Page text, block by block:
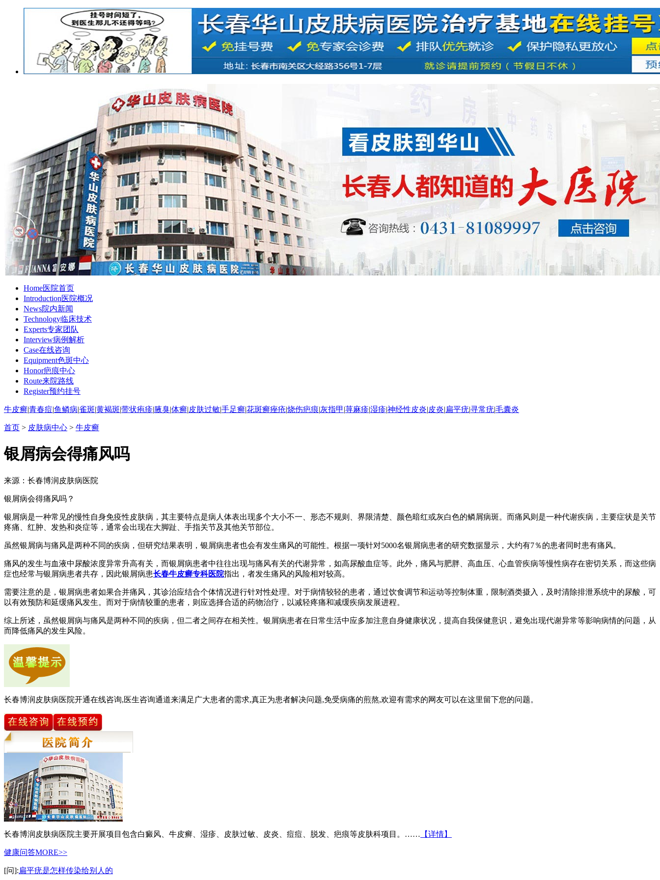
Home医院首页
Introduction医院概况
News院内新闻
Technology临床技术
Experts专家团队
Interview病例解析
Case在线咨询
Equipment色斑中心
Honor疤痕中心
Route来院路线
Register预约挂号
牛皮癣|青春痘|鱼鳞病|雀斑|黄褐斑|带状疱疹|腋臭|体癣|皮肤过敏|手足癣|花斑癣痤疮|烧伤疤痕|灰指甲 |荨麻疹|湿疹|神经性皮炎|皮炎|扁平疣|寻常疣|毛囊炎
首页 > 皮肤病中心 > 牛皮癣
银屑病会得痛风吗
来源：长春博润皮肤病医院
银屑病会得痛风吗？
银屑病是一种常见的慢性自身免疫性皮肤病，其主要特点是病人体表出现多个大小不一、形态不规则、界限清楚、颜色暗红或灰白色的鳞屑病斑。而痛风则是一种代谢疾病，主要症状是关节
疼痛、红肿、发热和炎症等，通常会出现在大脚趾、手指关节及其他关节部位。
虽然银屑病与痛风是两种不同的疾病，但研究结果表明，银屑病患者也会有发生痛风的可能性。根据一项针对5000名银屑病患者的研究数据显示，大约有7％的患者同时患有痛风。
痛风的发生与血液中尿酸浓度异常升高有关，而银屑病患者中往往出现与痛风有关的代谢异常，如高尿酸血症等。此外，痛风与肥胖、高血压、心血管疾病等慢性病存在密切关系，而这些病
症也经常与银屑病患者共存，因此银屑病患长春牛皮癣专科医院指出，者发生痛风的风险相对较高。
需要注意的是，银屑病患者如果合并痛风，其诊治应结合个体情况进行针对性处理。对于病情较轻的患者，通过饮食调节和运动等控制体重，限制酒类摄入，及时清除排泄系统中的尿酸，可
以有效预防和延缓痛风发生。而对于病情较重的患者，则应选择合适的药物治疗，以减轻疼痛和减缓疾病发展进程。
综上所述，虽然银屑病与痛风是两种不同的疾病，但二者之间存在相关性。银屑病患者在日常生活中应多加注意自身健康状况，提高自我保健意识，避免出现代谢异常等影响病情的问题，从
而降低痛风的发生风险。
长春博润皮肤病医院开通在线咨询,医生咨询通道来满足广大患者的需求,真正为患者解决问题,免受病痛的煎熬,欢迎有需求的网友可以在这里留下您的问题。
长春博润皮肤病医院主要开展项目包含白癜风、牛皮癣、湿疹、皮肤过敏、皮炎、痘痘、脱发、疤痕等皮肤科项目。…… 【详情】
健康问答MORE>>
[问]:扁平疣是怎样传染给别人的